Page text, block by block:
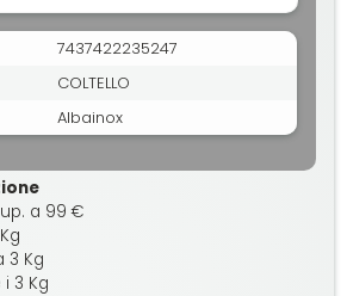
7437422235247
COLTELLO
Albainox
a 99 €
3 Kg
3 Kg